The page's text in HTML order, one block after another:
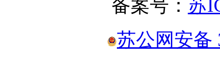
备案号： 苏
苏公网安备